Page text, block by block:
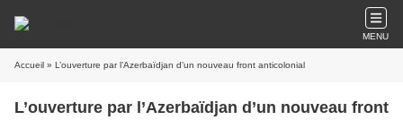
MENU
Accueil » L’ouverture par l’Azerbaïdjan d’un nouveau front anticolonial
L’ouverture par l’Azerbaïdjan d’un nouveau front